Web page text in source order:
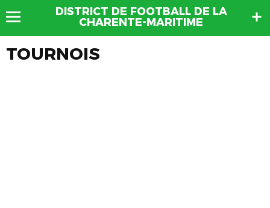
DISTRICT DE FOOTBALL DE LA
CHARENTE-MARITIME
TOURNOIS